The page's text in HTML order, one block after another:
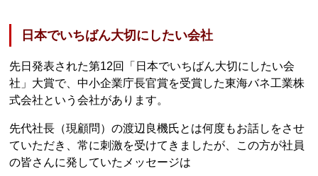
日本でいちばん大切にしたい会社
先日発表された第12回「日本でいちばん大切にしたい会
社」大賞で、中小企業庁長官賞を受賞した東海バネ工業株
式会社という会社があります。
先代社長（現顧問）の渡辺良機氏とは何度もお話しをさせ
ていただき、常に刺激を受けてきましたが、この方が社員
の皆さんに発していたメッセージは